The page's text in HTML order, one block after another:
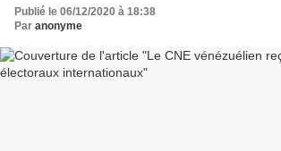
Publié le 06/12/2020 à 18:38
Par anonyme